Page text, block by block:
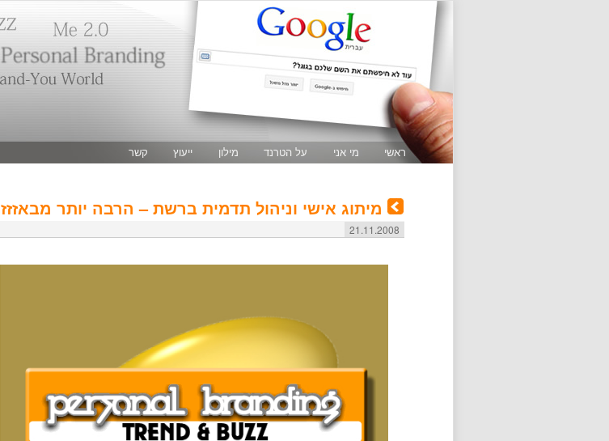
ראשי מי אני על הטרנד מילון ייעוץ קשר
מיתוג אישי וניהול תדמית ברשת – הרבה יותר מבאזזז
21.11.2008